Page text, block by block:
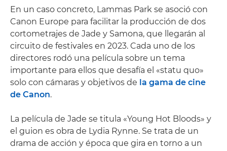
En un caso concreto, Lammas Park se asoció con
Canon Europe para facilitar la producción de dos
cortometrajes de Jade y Samona, que llegarán al
circuito de festivales en 2023. Cada uno de los
directores rodó una película sobre un tema
importante para ellos que desafía el «statu quo»
solo con cámaras y objetivos de la gama de cine
de Canon.
La película de Jade se titula «Young Hot Bloods» y
el guion es obra de Lydia Rynne. Se trata de un
drama de acción y época que gira en torno a un